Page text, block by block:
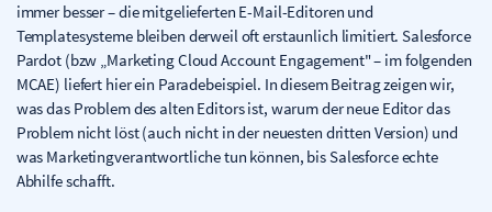
immer besser – die mitgelieferten E-Mail-Editoren und
Templatesysteme bleiben derweil oft erstaunlich limitiert. Salesforce
Pardot (bzw „Marketing Cloud Account Engagement" – im folgenden
MCAE) liefert hier ein Paradebeispiel. In diesem Beitrag zeigen wir,
was das Problem des alten Editors ist, warum der neue Editor das
Problem nicht löst (auch nicht in der neuesten dritten Version) und
was Marketingverantwortliche tun können, bis Salesforce echte
Abhilfe schafft.